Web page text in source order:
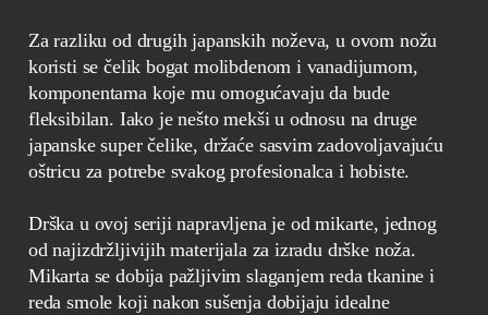
Za razliku od drugih japanskih noževa, u ovom nožu
koristi se čelik bogat molibdenom i vanadijumom,
komponentama koje mu omogućavaju da bude
fleksibilan. Iako je nešto mekši u odnosu na druge
japanske super čelike, držaće sasvim zadovoljavajuću
oštricu za potrebe svakog profesionalca i hobiste.
Drška u ovoj seriji napravljena je od mikarte, jednog
od najizdržljivijih materijala za izradu drške noža.
Mikarta se dobija pažljivim slaganjem reda tkanine i
reda smole koji nakon sušenja dobijaju idealne